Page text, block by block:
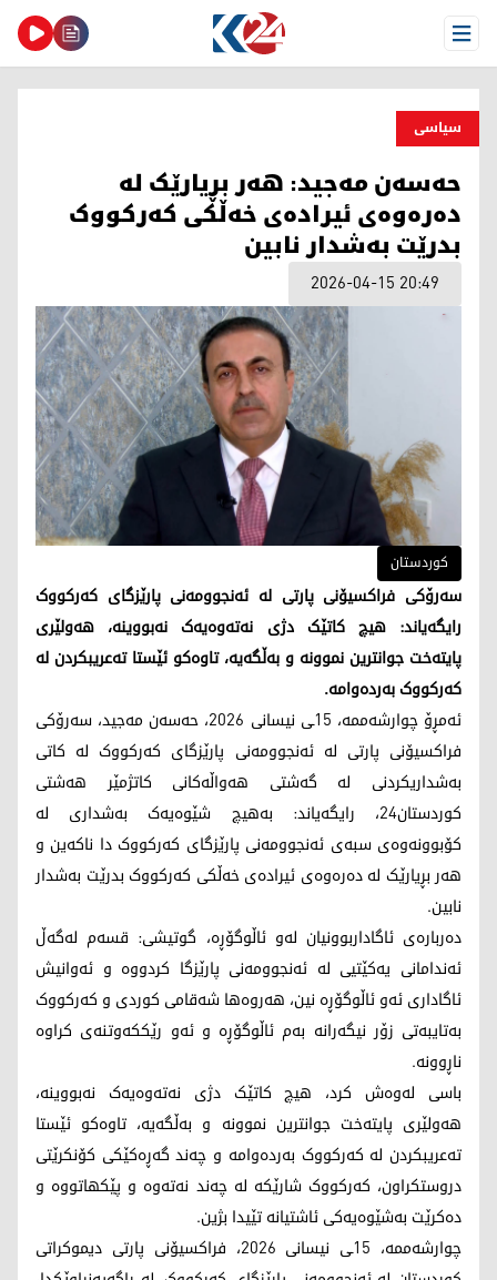
Open Menu
سیاسی
حەسەن مەجید: هەر بڕیارێک لە
دەرەوەی ئیرادەی خەڵکی کەرکووک
بدرێت بەشدار نابین
2026-04-15 20:49
کوردستان
سەرۆکی فراکسیۆنی پارتی لە ئەنجوومەنی پارێزگای کەرکووک
رایگەیاند: هیچ کاتێک دژی نەتەوەیەک نەبووینە، هەولێری
پایتەخت جوانترین نموونە و بەڵگەیە، تاوەکو ئێستا تەعریبکردن لە
کەرکووک بەردەوامە.
ئەمڕۆ چوارشەممە، 15ـی نیسانی 2026، حەسەن مەجید، سەرۆکی
فراکسیۆنی پارتی لە ئەنجوومەنی پارێزگای کەرکووک لە کاتی
بەشداریکردنی لە گەشتی هەواڵەکانی کاتژمێر هەشتی
کوردستان24، رایگەیاند: بەهیچ شێوەیەک بەشداری لە
کۆبوونەوەی سبەی ئەنجوومەنی پارێزگای کەرکووک دا ناکەین و
هەر بڕیارێک لە دەرەوەی ئیرادەی خەڵکی کەرکووک بدرێت بەشدار
نابین.
دەربارەی ئاگاداربوونیان لەو ئاڵوگۆڕە، گوتیشی: قسەم لەگەڵ
ئەندامانی یەکێتیی لە ئەنجوومەنی پارێزگا کردووە و ئەوانیش
ئاگاداری ئەو ئاڵوگۆڕە نین، هەروەها شەقامی کوردی و کەرکووک
بەتایبەتی زۆر نیگەرانە بەم ئاڵوگۆڕە و ئەو رێککەوتنەی کراوە
ناڕوونە.
باسی لەوەش کرد، هیچ کاتێک دژی نەتەوەیەک نەبووینە،
هەولێری پایتەخت جوانترین نموونە و بەڵگەیە، تاوەکو ئێستا
تەعریبکردن لە کەرکووک بەردەوامە و چەند گەڕەکێکی کۆنکرێتی
دروستکراون، کەرکووک شارێکە لە چەند نەتەوە و پێکهاتووە و
دەکرێت بەشێوەیەکی ئاشتیانە تێیدا بژین.
چوارشەممە، 15ـی نیسانی 2026، فراکسیۆنی پارتی دیموکراتی